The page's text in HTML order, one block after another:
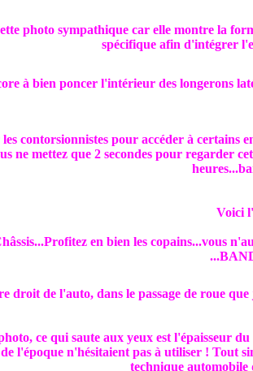
photo sympathique car elle montre la
spécifique afin d'intégrer
à bien poncer l'intérieur des longerons
contorsionnistes pour accéder à certains
ne mettez que 2 secondes pour regarder
Voici
en bien les copains...vous
droit de l'auto, dans le passage de roue
ce qui saute aux yeux est l'épaisseur
l'époque n'hésitaient pas à utiliser ! Tout
technique automobile